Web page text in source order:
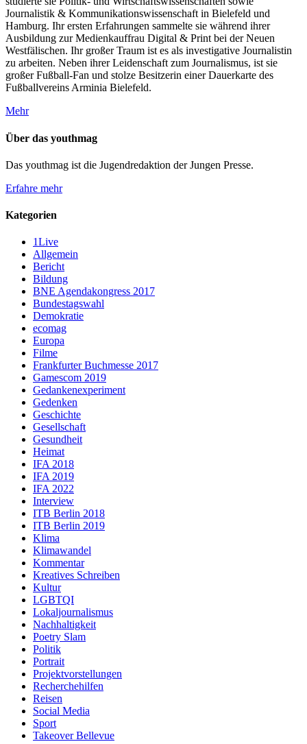
Journalistik & Kommunikationswissenschaft in Bielefeld und
Hamburg. Ihr ersten Erfahrungen sammelte sie während ihrer
Ausbildung zur Medienkauffrau Digital & Print bei der Neuen
Westfälischen. Ihr großer Traum ist es als investigative Journalistin
zu arbeiten. Neben ihrer Leidenschaft zum Journalismus, ist sie
großer Fußball-Fan und stolze Besitzerin einer Dauerkarte des
Fußballvereins Arminia Bielefeld.
Mehr
Über das youthmag
Das youthmag ist die Jugendredaktion der Jungen Presse.
Erfahre mehr
Kategorien
1Live
Allgemein
Bericht
Bildung
BNE Agendakongress 2017
Bundestagswahl
Demokratie
ecomag
Europa
Filme
Frankfurter Buchmesse 2017
Gamescom 2019
Gedankenexperiment
Gedenken
Geschichte
Gesellschaft
Gesundheit
Heimat
IFA 2018
IFA 2019
IFA 2022
Interview
ITB Berlin 2018
ITB Berlin 2019
Klima
Klimawandel
Kommentar
Kreatives Schreiben
Kultur
LGBTQI
Lokaljournalismus
Nachhaltigkeit
Poetry Slam
Politik
Portrait
Projektvorstellungen
Recherchehilfen
Reisen
Social Media
Sport
Takeover Bellevue